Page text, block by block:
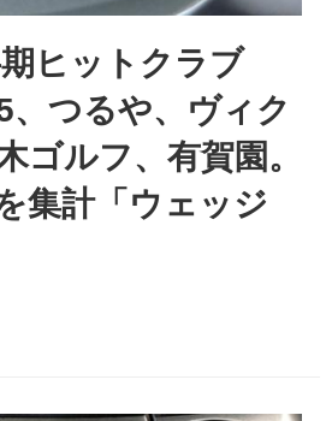
期ヒットクラブ
つるや、ヴィク
ゴルフ、有賀園。
集計「ウェッジ